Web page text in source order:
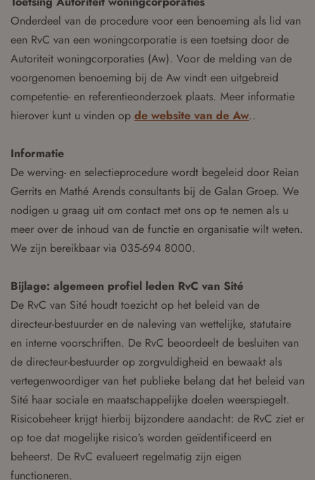
Onderdeel van de procedure voor een benoeming als lid van
een RvC van een woningcorporatie is een toetsing door de
Autoriteit woningcorporaties (Aw). Voor de melding van de
voorgenomen benoeming bij de Aw vindt een uitgebreid
competentie- en referentieonderzoek plaats. Meer informatie
hierover kunt u vinden op de website van de Aw..
Informatie
De werving- en selectieprocedure wordt begeleid door Reian
Gerrits en Mathé Arends consultants bij de Galan Groep. We
nodigen u graag uit om contact met ons op te nemen als u
meer over de inhoud van de functie en organisatie wilt weten.
We zijn bereikbaar via 035-694 8000.
Bijlage: algemeen profiel leden RvC van Sité
De RvC van Sité houdt toezicht op het beleid van de
directeur-bestuurder en de naleving van wettelijke, statutaire
en interne voorschriften. De RvC beoordeelt de besluiten van
de directeur-bestuurder op zorgvuldigheid en bewaakt als
vertegenwoordiger van het publieke belang dat het beleid van
Sité haar sociale en maatschappelijke doelen weerspiegelt.
Risicobeheer krijgt hierbij bijzondere aandacht: de RvC ziet er
op toe dat mogelijke risico’s worden geïdentificeerd en
beheerst. De RvC evalueert regelmatig zijn eigen
functioneren.